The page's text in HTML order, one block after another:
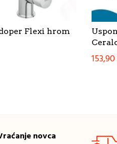
Flexi hrom
153,90
novca